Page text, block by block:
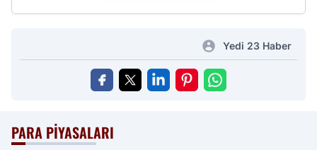
Yedi 23 Haber
PARA PIYASALARI